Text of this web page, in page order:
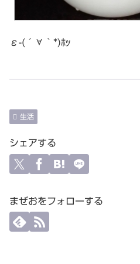
ε-(´∀｀*)ﾎｯ
生活
シェアする
まぜおをフォローする